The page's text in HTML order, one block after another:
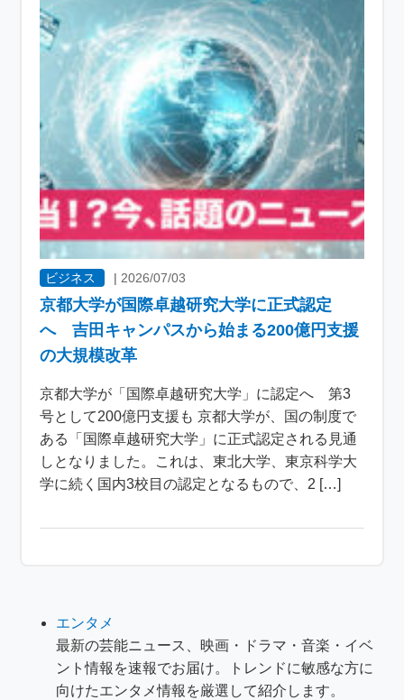
ビジネス |2026/07/03
京都大学が国際卓越研究大学に正式認定
へ 吉田キャンパスから始まる200億円支援
の大規模改革
京都大学が「国際卓越研究大学」に認定へ 第3
号として200億円支援も 京都大学が、国の制度で
ある「国際卓越研究大学」に正式認定される見通
しとなりました。これは、東北大学、東京科学大
学に続く国内3校目の認定となるもので、2 […]
エンタメ
最新の芸能ニュース、映画・ドラマ・音楽・イベ
ント情報を速報でお届け。トレンドに敏感な方に
向けたエンタメ情報を厳選して紹介します。